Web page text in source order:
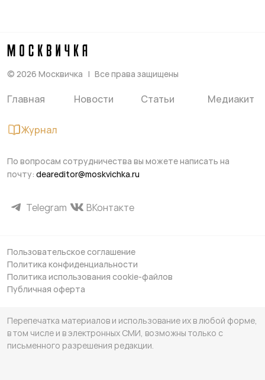
© 2026 Москвичка Все права защищены
Главная Новости Статьи Медиакит
Журнал
По вопросам сотрудничества вы можете написать на
почту: deareditor@moskvichka.ru
Telegram ВКонтакте
Пользовательское соглашение
Политика конфиденциальности
Политика использования cookie-файлов
Публичная оферта
Перепечатка материалов и использование их в любой форме,
в том числе и в электронных СМИ, возможны только с
письменного разрешения редакции.